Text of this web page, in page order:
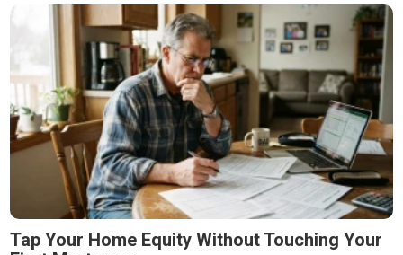
Tap Your Home Equity Without Touching Your